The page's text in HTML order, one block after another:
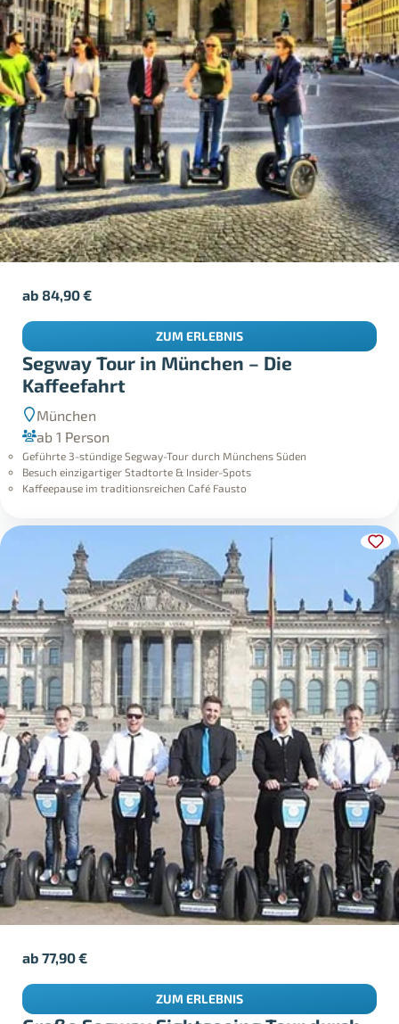
Segway Tour in München – Die
Kaffeefahrt
München
ab 1 Person
Geführte 3-stündige Segway-Tour durch Münchens Süden
Besuch einzigartiger Stadtorte & Insider-Spots
Kaffeepause im traditionsreichen Café Fausto
ab84,90€
ZUM ERLEBNIS
ab77,90€
ZUM ERLEBNIS